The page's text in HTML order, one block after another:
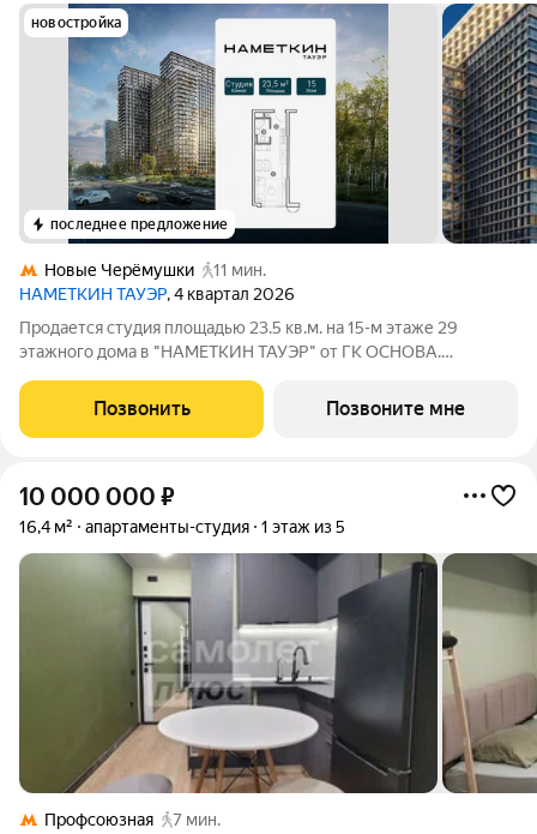
новостройка
последнее предложение
Новые Черёмушки
11 мин.
НАМЕТКИН ТАУЭР, 4 квартал 2026
Продается студия площадью 23.5 кв.м. на 15-м этаже 29
этажного дома в "НАМЕТКИН ТАУЭР" от ГК ОСНОВА.
обслуживанием, располагается в районе Черёмушки на Юго-
Западе Москвы. Архитектура от
Позвонить Позвоните мне
10 000 000 ₽
16,4 м² апартаменты-студия 1 этаж из 5
Профсоюзная
7 мин.